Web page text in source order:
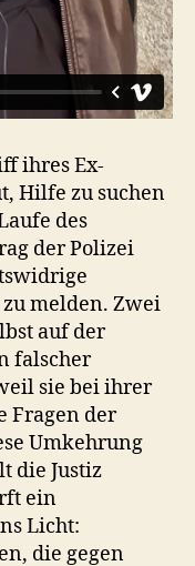
ihres Ex-
Hilfe zu suchen
des
der Polizei
melden. Zwei
auf der
falscher
sie bei ihrer
Fragen der
Umkehrung
die Justiz
ein
Licht:
die gegen